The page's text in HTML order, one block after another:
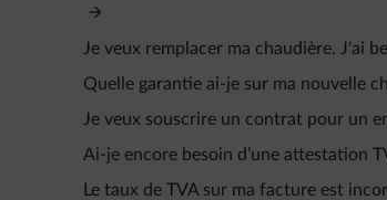
Je veux remplacer ma chaudière. J'ai
Quelle garantie ai-je sur ma nouvelle
Je veux souscrire un contrat pour un
Ai-je encore besoin d’une attestation
Le taux de TVA sur ma facture est